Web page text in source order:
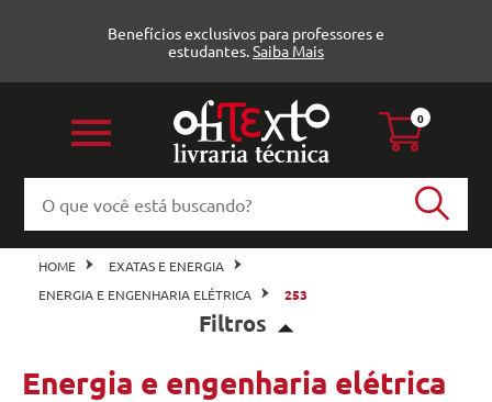
Benefícios exclusivos para professores e
estudantes. Saiba Mais
0
HOME
EXATAS E ENERGIA
ENERGIA E ENGENHARIA ELÉTRICA
253
Filtros
Energia e engenharia elétrica (2)
Energia e engenharia elétrica